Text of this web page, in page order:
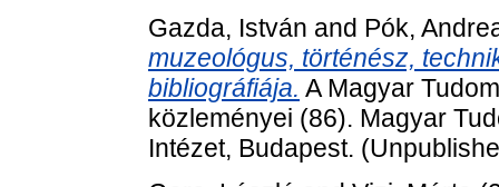
Gazda, István and Pók,
muzeológus, történész,
bibliográfiája. A Magyar
közleményei (86). Magyar
Intézet, Budapest.